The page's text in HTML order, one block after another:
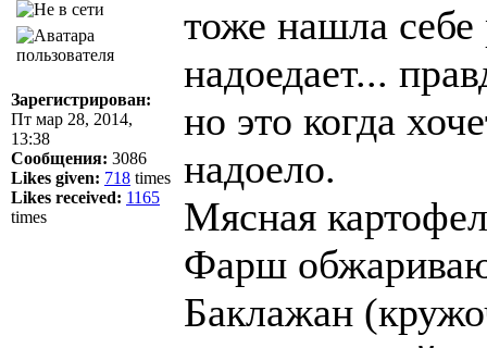
Зарегистрирован:
Пт мар 28, 2014,
13:38
Сообщения: 3086
Likes given: 718 times
Likes received: 1165
times
тоже нашла себе
надоедает...
но это когда
надоело.
Мясная
Фарш
Баклажан